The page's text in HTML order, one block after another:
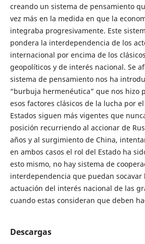
creando un sistema de pensamiento
vez más en la medida en que la
integraba progresivamente. Este
pondera la interdependencia de los
internacional por encima de los
geopolíticos y de interés nacional. Se
sistema de pensamiento nos ha
“burbuja hermenéutica” que nos hizo
esos factores clásicos de la lucha por
Estados siguen más vigentes que
posición recurriendo al accionar de
años y al surgimiento de China,
en ambos casos el rol del Estado ha
esto mismo, no hay sistema de
interdependencia que puedan socavar
actuación del interés nacional de las
cuando estas consideran que deben
Descargas